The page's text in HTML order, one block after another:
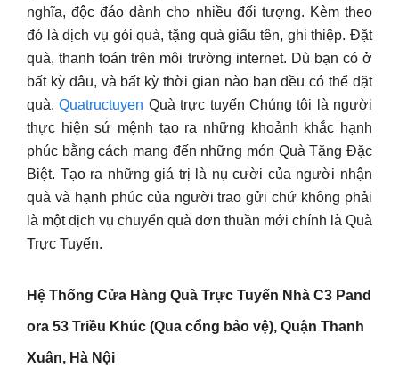
nghĩa, độc đáo dành cho nhiều đối tượng. Kèm theo
đó là dịch vụ gói quà, tặng quà giấu tên, ghi thiệp. Đặt
quà, thanh toán trên môi trường internet. Dù bạn có ở
bất kỳ đâu, và bất kỳ thời gian nào bạn đều có thể đặt
quà.Quatructuyen Quà trực tuyến Chúng tôi là người
thực hiện sứ mệnh tạo ra những khoảnh khắc hạnh
phúc bằng cách mang đến những món Quà Tặng Đặc
Biệt. Tạo ra những giá trị là nụ cười của người nhận
quà và hạnh phúc của người trao gửi chứ không phải
là một dịch vụ chuyển quà đơn thuần mới chính là Quà
Trực Tuyến.
Hệ Thống Cửa Hàng Quà Trực Tuyến Nhà C3 Pand
ora 53 Triều Khúc (Qua cổng bảo vệ), Quận Thanh
Xuân, Hà Nội